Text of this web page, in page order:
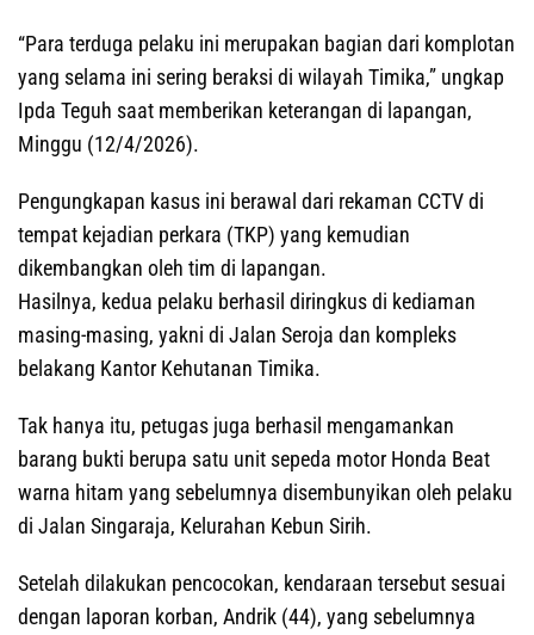
“Para terduga pelaku ini merupakan bagian dari komplotan
yang selama ini sering beraksi di wilayah Timika,” ungkap
Ipda Teguh saat memberikan keterangan di lapangan,
Minggu (12/4/2026).
Pengungkapan kasus ini berawal dari rekaman CCTV di
tempat kejadian perkara (TKP) yang kemudian
dikembangkan oleh tim di lapangan.
Hasilnya, kedua pelaku berhasil diringkus di kediaman
masing-masing, yakni di Jalan Seroja dan kompleks
belakang Kantor Kehutanan Timika.
Tak hanya itu, petugas juga berhasil mengamankan
barang bukti berupa satu unit sepeda motor Honda Beat
warna hitam yang sebelumnya disembunyikan oleh pelaku
di Jalan Singaraja, Kelurahan Kebun Sirih.
Setelah dilakukan pencocokan, kendaraan tersebut sesuai
dengan laporan korban, Andrik (44), yang sebelumnya